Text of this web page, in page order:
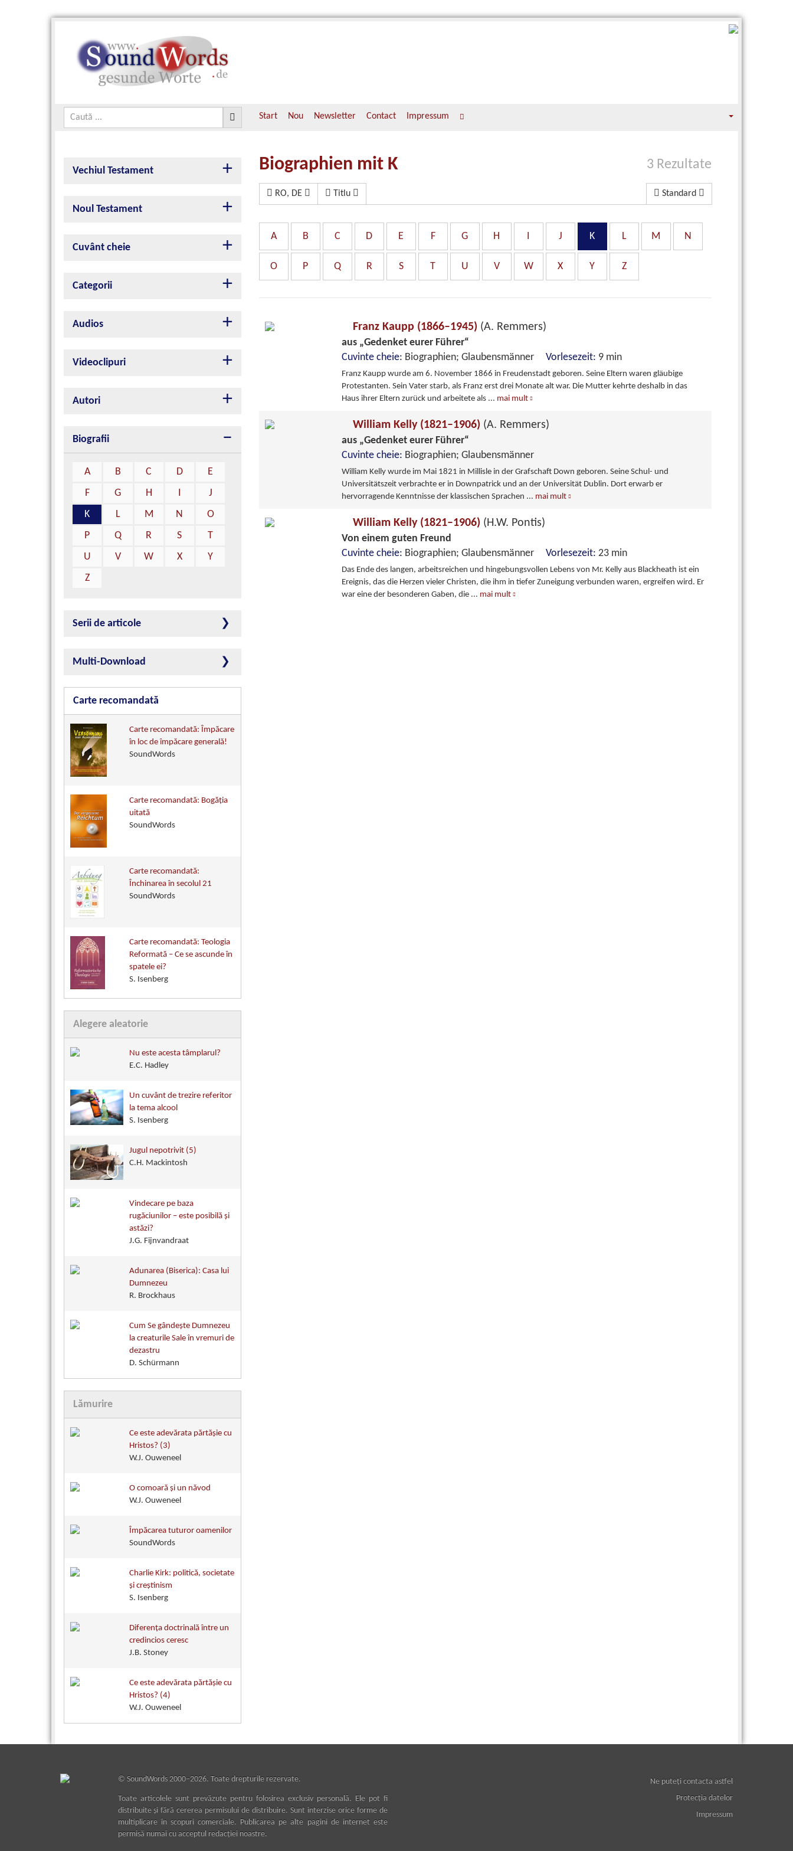
Start Nou Newsletter Contact Impressum
Vechiul Testament
Noul Testament
Cuvânt cheie
Categorii
Audios
Videoclipuri
Autori
Biografii
A B C D
E
F
G H I
J
K
L M N
O
P
Q R S
T
U
V W X
Y
Z
Serii de articole
Multi-Download
Carte recomandată
Carte recomandată: Împăcare
în loc de împăcare generală!
SoundWords
Carte recomandată: Bogăţia
uitată
SoundWords
Carte recomandată:
Închinarea în secolul 21
SoundWords
Carte recomandată: Teologia
Reformată – Ce se ascunde în
spatele ei?
S. Isenberg
Alegere aleatorie
Nu este acesta tâmplarul?
E.C. Hadley
Un cuvânt de trezire referitor
la tema alcool
S. Isenberg
Jugul nepotrivit (5)
C.H. Mackintosh
Vindecare pe baza
rugăciunilor – este posibilă și
astăzi?
J.G. Fijnvandraat
Adunarea (Biserica): Casa lui
Dumnezeu
R. Brockhaus
Cum Se gândește Dumnezeu
la creaturile Sale în vremuri de
dezastru
D. Schürmann
Lămurire
Ce este adevărata părtăşie cu
Hristos? (3)
W.J. Ouweneel
O comoară şi un năvod
W.J. Ouweneel
Împăcarea tuturor oamenilor
SoundWords
Charlie Kirk: politică, societate
și creștinism
S. Isenberg
Diferenţa doctrinală între un
credincios ceresc
J.B. Stoney
Ce este adevărata părtăşie cu
Hristos? (4)
W.J. Ouweneel
3 Rezultate
Biographien mit K
RO, DE Titlu Standard
A B C D E F G H J K L M N
O P Q R S T U V W X Y Z
Franz Kaupp (1866–1945) (A. Remmers)
aus „Gedenket eurer Führer“
Cuvinte cheie: Biographien; Glaubensmänner Vorlesezeit: 9 min
Franz Kaupp wurde am 6. November 1866 in Freudenstadt geboren. Seine Eltern waren gläubige
Protestanten. Sein Vater starb, als Franz erst drei Monate alt war. Die Mutter kehrte deshalb in das
Haus ihrer Eltern zurück und arbeitete als ... mai mult
William Kelly (1821–1906) (A. Remmers)
aus „Gedenket eurer Führer“
Cuvinte cheie: Biographien; Glaubensmänner
William Kelly wurde im Mai 1821 in Millisle in der Grafschaft Down geboren. Seine Schul- und
Universitätszeit verbrachte er in Downpatrick und an der Universität Dublin. Dort erwarb er
hervorragende Kenntnisse der klassischen Sprachen ... mai mult
William Kelly (1821–1906) (H.W. Pontis)
Von einem guten Freund
Cuvinte cheie: Biographien; Glaubensmänner Vorlesezeit: 23 min
Das Ende des langen, arbeitsreichen und hingebungsvollen Lebens von Mr. Kelly aus Blackheath ist ein
Ereignis, das die Herzen vieler Christen, die ihm in tiefer Zuneigung verbunden waren, ergreifen wird. Er
war eine der besonderen Gaben, die ... mai mult
© SoundWords2000–2026. Toate drepturile rezervate.
Toate articolele sunt prevăzute pentru folosirea exclusiv personală. Ele pot fi
distribuite şi fără cererea permisului de distribuire. Sunt interzise orice forme de
multiplicare în scopuri comerciale. Publicarea pe alte pagini de internet este
permisă numai cu acceptul redacţiei noastre.
Ne puteţi contacta astfel
Protecţia datelor
Impressum